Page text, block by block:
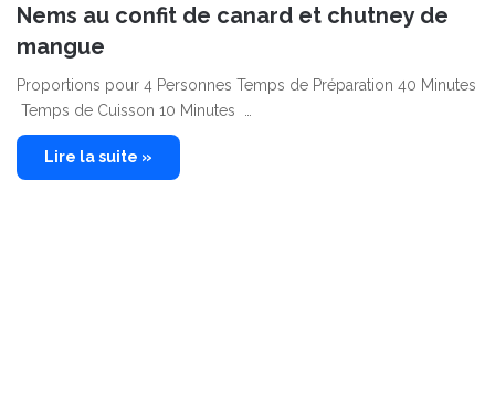
Nems au confit de canard et chutney de
mangue
Proportions pour 4 Personnes Temps de Préparation 40 Minutes
Temps de Cuisson 10 Minutes …
Lire la suite »